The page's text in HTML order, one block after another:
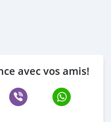
avec vos amis!